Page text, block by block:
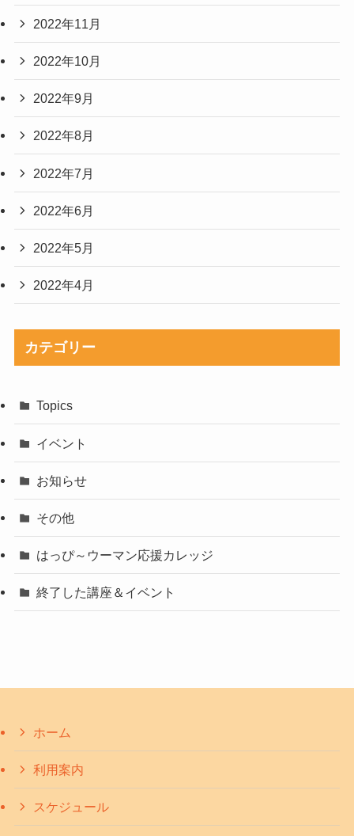
2022年11月
2022年10月
2022年9月
2022年8月
2022年7月
2022年6月
2022年5月
2022年4月
カテゴリー
Topics
イベント
お知らせ
その他
はっぴ～ウーマン応援カレッジ
終了した講座＆イベント
ホーム
利用案内
スケジュール